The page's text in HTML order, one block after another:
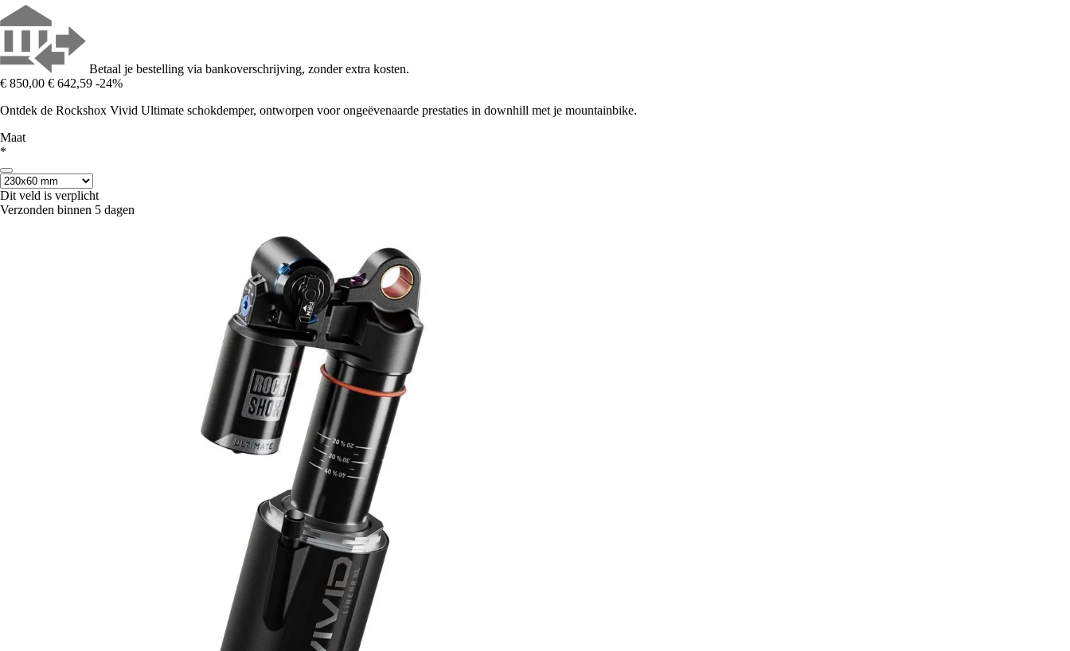
Betaal je bestelling via bankoverschrijving, zonder extra kosten.
€ 850,00 € 642,59 -24%
Ontdek de Rockshox Vivid Ultimate schokdemper, ontworpen voor ongeëvenaarde prestaties in downhill met je mountainbike.
Maat
*
Dit veld is verplicht
Verzonden binnen 5 dagen